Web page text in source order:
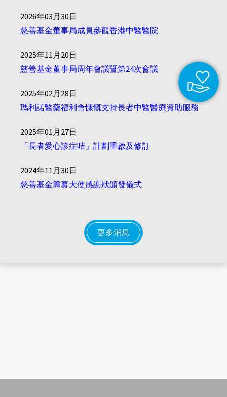
2026年03月30日
慈善基金董事局成員參觀香港中醫醫院
2025年11月20日
慈善基金董事局周年會議暨第24次會議
2025年02月28日
瑪利諾醫藥福利會慷慨支持長者中醫醫療資助服務
2025年01月27日
「長者愛心診症咭」計劃重啟及修訂
2024年11月30日
慈善基金籌募大使感謝狀頒發儀式
更多消息